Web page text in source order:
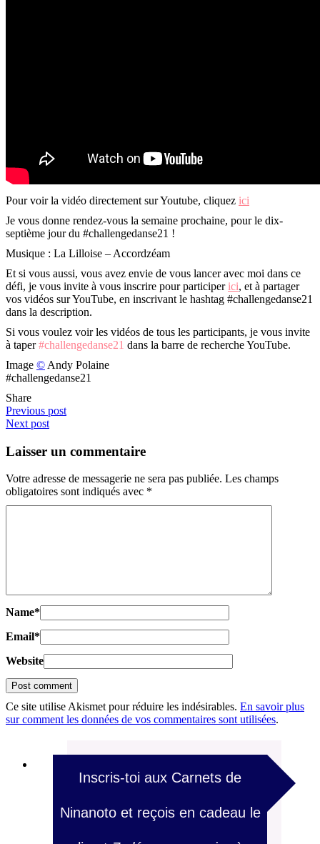
Pour voir la vidéo directement sur Youtube, cliquez ici
Je vous donne rendez-vous la semaine prochaine, pour le dix-
septième jour du #challengedanse21 !
Musique : La Lilloise – Accordzéam
Et si vous aussi, vous avez envie de vous lancer avec moi dans ce
défi, je vous invite à vous inscrire pour participer ici, et à partager
vos vidéos sur YouTube, en inscrivant le hashtag #challengedanse21
dans la description.
Si vous voulez voir les vidéos de tous les participants, je vous invite
à taper#challengedanse21 dans la barre de recherche YouTube.
Image © Andy Polaine
#challengedanse21
Share
Previous post
Next post
Laisser un commentaire
Votre adresse de messagerie ne sera pas publiée. Les champs
obligatoires sont indiqués avec *
Name*
Email*
Website
Ce site utilise Akismet pour réduire les indésirables. En savoir plus
sur comment les données de vos commentaires sont utilisées.
Inscris-toi aux Carnets de
Ninanoto et reçois en cadeau le